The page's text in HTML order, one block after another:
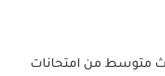
متوسط من امتحانات